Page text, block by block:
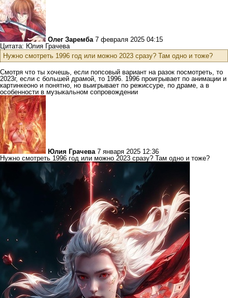
Олег Заремба 7 февраля 2025 04:15
Цитата: Юлия Грачева
Нужно смотреть 1996 год или можно 2023 сразу? Там одно и тоже?
Смотря что ты хочешь, если попсовый вариант на разок посмотреть, то
2023г, если с большей драмой, то 1996. 1996 проигрывает по анимации и
картинкеоно и понятно, но выигрывает по режиссуре, по драме, а в
особенности в музыкальном сопровождении
Юлия Грачева 7 января 2025 12:36
Нужно смотреть 1996 год или можно 2023 сразу? Там одно и тоже?